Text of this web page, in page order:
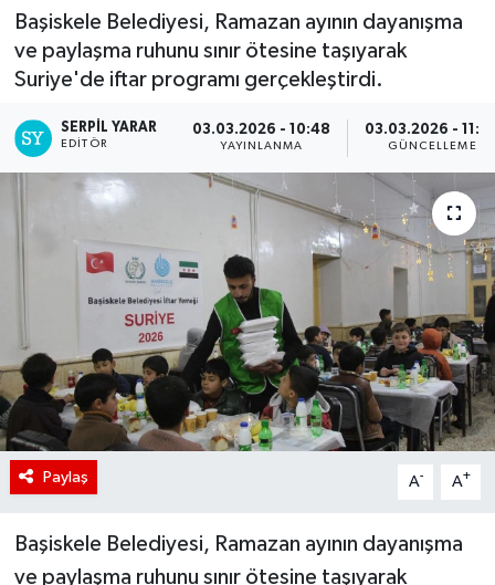
Başiskele Belediyesi, Ramazan ayının dayanışma
ve paylaşma ruhunu sınır ötesine taşıyarak
Suriye'de iftar programı gerçekleştirdi.
SERPİL YARAR
EDITÖR
03.03.2026 - 10:48
YAYINLANMA
03.03.2026 -
GÜNCELLEME
Paylaş A- A+
Başiskele Belediyesi, Ramazan ayının dayanışma
ve paylaşma ruhunu sınır ötesine taşıyarak